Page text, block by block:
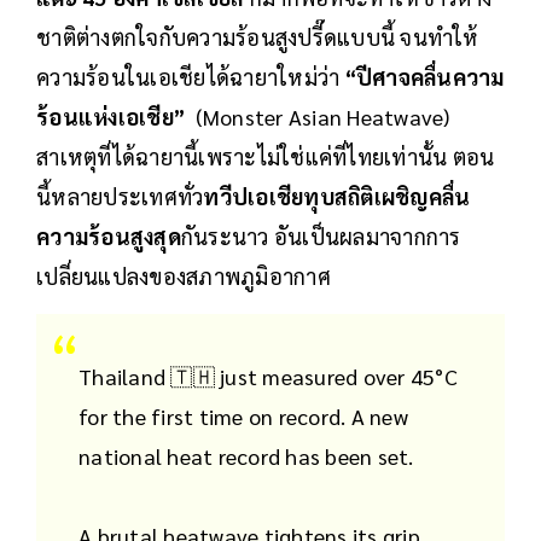
ชาติต่างตกใจกับความร้อนสูงปรี๊ดแบบนี้ จนทำให้
ความร้อนในเอเชียได้ฉายาใหม่ว่า “ปีศาจคลื่นความ
ร้อนแห่งเอเชีย” (Monster Asian Heatwave)
สาเหตุที่ได้ฉายานี้เพราะไม่ใช่แค่ที่ไทยเท่านั้น ตอน
นี้หลายประเทศทั่วทวีปเอเชียทุบสถิติเผชิญคลื่น
ความร้อนสูงสุดกันระนาว อันเป็นผลมาจากการ
เปลี่ยนแปลงของสภาพภูมิอากาศ
Thailand 🇹🇭 just measured over 45°C
for the first time on record. A new
national heat record has been set.